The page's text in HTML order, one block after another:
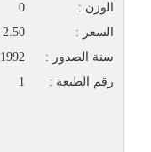
الوزن :
0
السعر :
2.50 $
سنة الصدور :
1992
رقم الطبعة :
1